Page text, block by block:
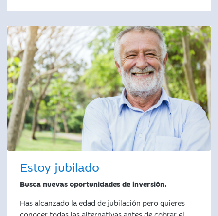
Estoy jubilado
Busca nuevas oportunidades de inversión.
Has alcanzado la edad de jubilación pero quieres
conocer todas las alternativas antes de cobrar el